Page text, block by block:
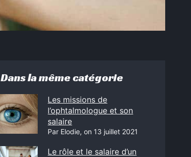
Dans la même catégorie
Les missions de
l’ophtalmologue et son
salaire
Par Elodie, on 13 juillet 2021
Le rôle et le salaire d’un